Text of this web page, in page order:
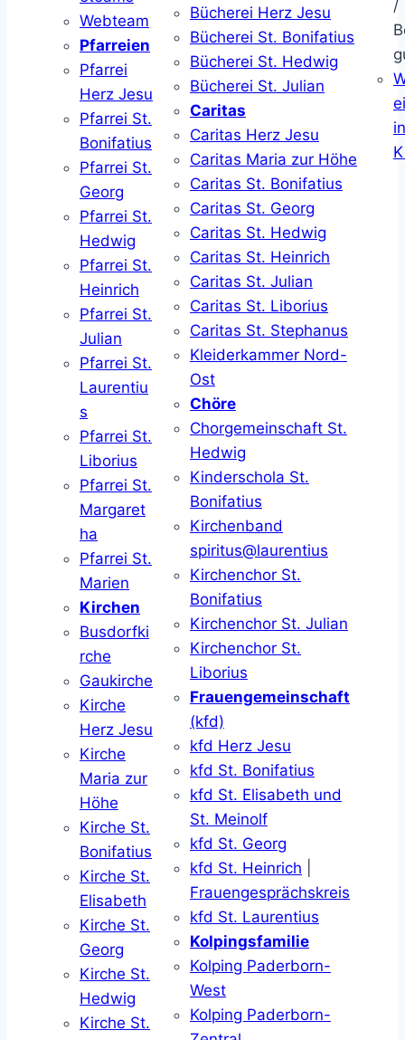
Webteam
Pfarreien
Pfarrei
Herz Jesu
Pfarrei St.
Bonifatius
Pfarrei St.
Georg
Pfarrei St.
Hedwig
Pfarrei St.
Heinrich
Pfarrei St.
Julian
Pfarrei St.
Laurentiu
s
Pfarrei St.
Liborius
Pfarrei St.
Margaret
ha
Pfarrei St.
Marien
Kirchen
Busdorfki
rche
Gaukirche
Kirche
Herz Jesu
Kirche
Maria zur
Höhe
Kirche St.
Bonifatius
Kirche St.
Elisabeth
Kirche St.
Georg
Kirche St.
Hedwig
Kirche St.
Bücherei Herz Jesu
Bücherei St. Bonifatius
Bücherei St. Hedwig
Bücherei St. Julian
Caritas
Caritas Herz Jesu
Caritas Maria zur Höhe
Caritas St. Bonifatius
Caritas St. Georg
Caritas St. Hedwig
Caritas St. Heinrich
Caritas St. Julian
Caritas St. Liborius
Caritas St. Stephanus
Kleiderkammer Nord-
Ost
Chöre
Chorgemeinschaft St.
Hedwig
Kinderschola St.
Bonifatius
Kirchenband
spiritus@laurentius
Kirchenchor St.
Bonifatius
Kirchenchor St. Julian
Kirchenchor St.
Liborius
Frauengemeinschaft
(kfd)
kfd Herz Jesu
kfd St. Bonifatius
kfd St. Elisabeth und
St. Meinolf
kfd St. Georg
kfd St. Heinrich
Frauengesprächskreis
kfd St. Laurentius
Kolpingsfamilie
Kolping Paderborn-
West
Kolping Paderborn-
/